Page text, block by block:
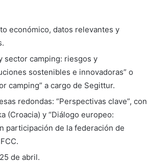
económico, datos relevantes y
sector camping: riesgos y
sostenibles e innovadoras” o
camping” a cargo de Segittur.
redondas: “Perspectivas clave”, con
(Croacia) y “Diálogo europeo:
participación de la federación de
de abril.